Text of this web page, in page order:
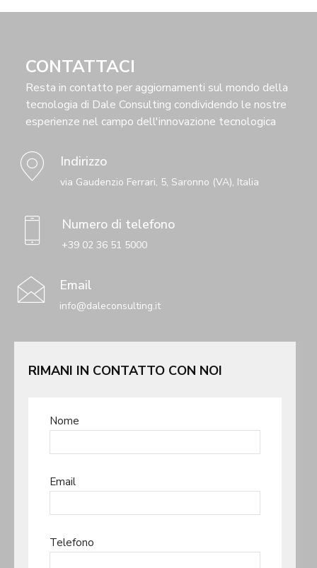
CONTATTACI
Resta in contatto per aggiornamenti sul mondo della
tecnologia di Dale Consulting condividendo le nostre
esperienze nel campo dell'innovazione tecnologica
Indirizzo
via Gaudenzio Ferrari, 5, Saronno (VA), Italia
Numero di telefono
+39 02 36 51 5000
Email
info@daleconsulting.it
RIMANI IN CONTATTO CON NOI
Nome
Email
Telefono